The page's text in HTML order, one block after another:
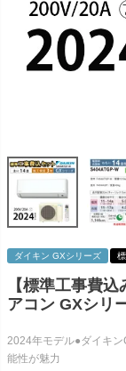
ダイキン GXシリーズ
【標準工事費
アコン GXシリ
2024年モデル●ダイキ
能性が魅力